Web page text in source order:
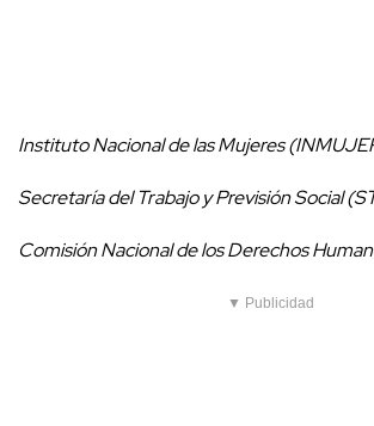
Instituto Nacional de las Mujeres
Secretaría del Trabajo y Previsión Social
Comisión Nacional de los Derechos
▼ Publicidad